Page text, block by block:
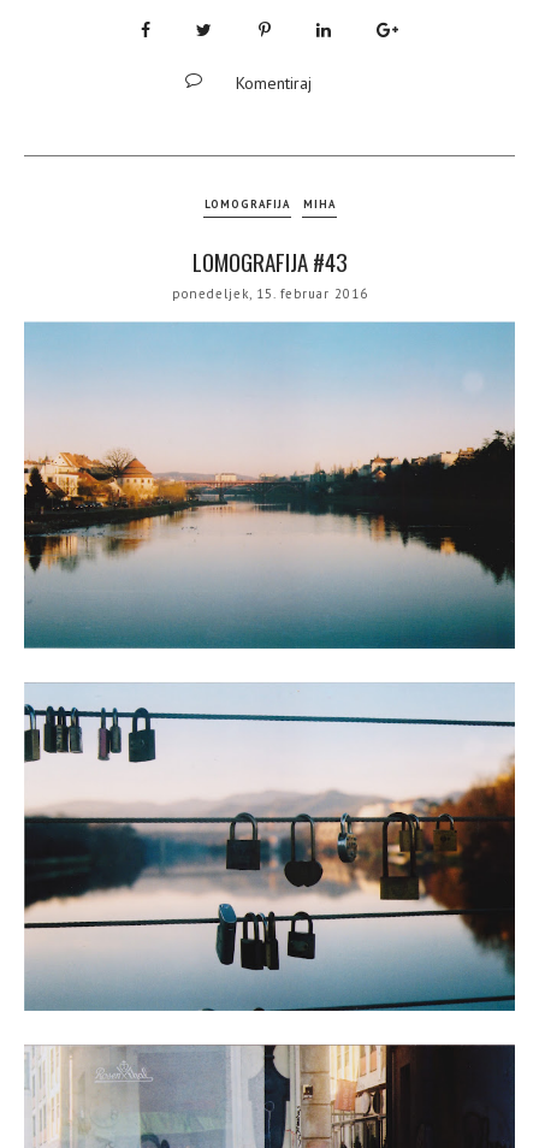
Komentiraj
LOMOGRAFIJA MIHA
LOMOGRAFIJA #43
ponedeljek, 15. februar 2016